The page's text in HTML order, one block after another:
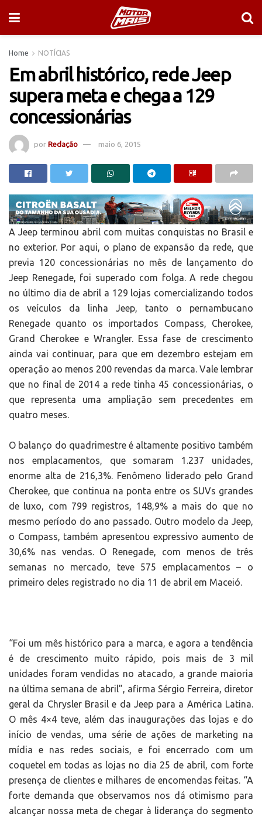
Home NOTÍCIAS
Em abril histórico, rede Jeep
supera meta e chega a 129
concessionárias
por Redação maio 6, 2015
A Jeep terminou abril com muitas conquistas no Brasil e
no exterior. Por aqui, o plano de expansão da rede, que
previa 120 concessionárias no mês de lançamento do
Jeep Renegade, foi superado com folga. A rede chegou
no último dia de abril a 129 lojas comercializando todos
os veículos da linha Jeep, tanto o pernambucano
Renegade quanto os importados Compass, Cherokee,
Grand Cherokee e Wrangler. Essa fase de crescimento
ainda vai continuar, para que em dezembro estejam em
operação ao menos 200 revendas da marca. Vale lembrar
que no final de 2014 a rede tinha 45 concessionárias, o
que representa uma ampliação sem precedentes em
quatro meses.
O balanço do quadrimestre é altamente positivo também
nos emplacamentos, que somaram 1.237 unidades,
enorme alta de 216,3%. Fenômeno liderado pelo Grand
Cherokee, que continua na ponta entre os SUVs grandes
de luxo, com 799 registros, 148,9% a mais do que no
mesmo período do ano passado. Outro modelo da Jeep,
o Compass, também apresentou expressivo aumento de
30,6% nas vendas. O Renegade, com menos de três
semanas no mercado, teve 575 emplacamentos – o
primeiro deles registrado no dia 11 de abril em Maceió.
“Foi um mês histórico para a marca, e agora a tendência
é de crescimento muito rápido, pois mais de 3 mil
unidades foram vendidas no atacado, a grande maioria
na última semana de abril”, afirma Sérgio Ferreira, diretor
geral da Chrysler Brasil e da Jeep para a América Latina.
O mês 4×4 teve, além das inaugurações das lojas e do
início de vendas, uma série de ações de marketing na
mídia e nas redes sociais, e foi encerrado com um
coquetel em todas as lojas no dia 25 de abril, com forte
presença de clientes e milhares de encomendas feitas. “A
forte demanda que observamos nos dá otimismo para
alcançar nossa meta de chegar à liderança do segmento